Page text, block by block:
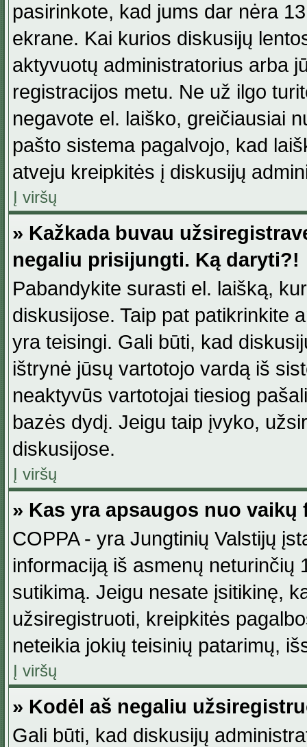
pasirinkote, kad jums dar nėra
ekrane. Kai kurios diskusijų
aktyvuotų administratorius arba
registracijos metu. Ne už ilgo
negavote el. laiško, greičiausiai
pašto sistema pagalvojo, kad
atveju kreipkitės į diskusijų
Į viršų
» Kažkada buvau
negaliu prisijungti. Ką daryti?!
Pabandykite surasti el. laišką,
diskusijose. Taip pat patikrinkite
yra teisingi. Gali būti, kad
ištrynė jūsų vartotojo vardą iš
neaktyvūs vartotojai tiesiog
bazės dydį. Jeigu taip įvyko,
diskusijose.
Į viršų
» Kas yra apsaugos nuo vaikų
COPPA - yra Jungtinių Valstijų
informaciją iš asmenų neturinčių
sutikimą. Jeigu nesate įsitikinę,
užsiregistruoti, kreipkitės
neteikia jokių teisinių patarimų,
Į viršų
» Kodėl aš negaliu
Gali būti, kad diskusijų